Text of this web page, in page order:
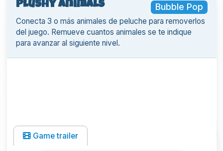
Bubble Pop
Plushy Animals
Conecta 3 o más animales de peluche para removerlos
del juego. Remueve cuantos animales se te indique
para avanzar al siguiente nivel.
Game trailer